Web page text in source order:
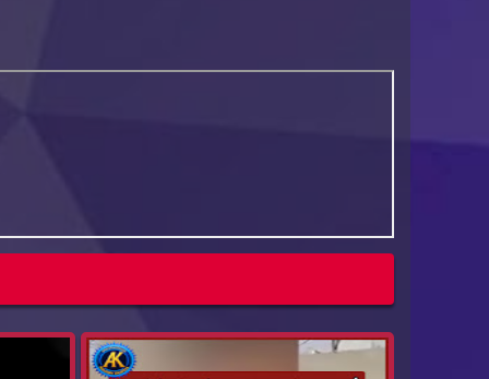
ڤیدۆ : ئەو کچەی سەیدسادق کە لەلایەن باوکییەوە
ڤیدۆ: